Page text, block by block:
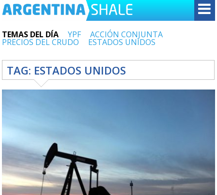
TEMAS DEL DÍA YPF ACCIÓN CONJUNTA
PRECIOS DEL CRUDO ESTADOS UNIDOS
TAG: ESTADOS UNIDOS